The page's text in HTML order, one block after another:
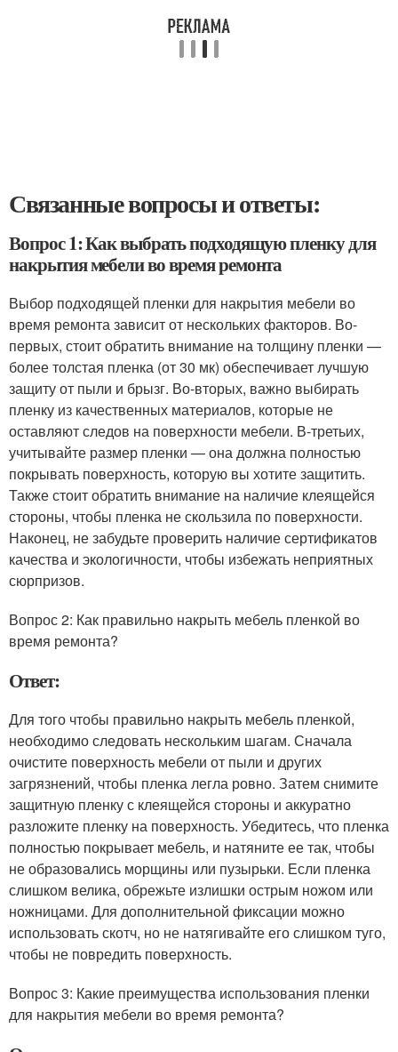
Связанные вопросы и ответы:
Вопрос 1: Как выбрать подходящую пленку для
накрытия мебели во время ремонта
Выбор подходящей пленки для накрытия мебели во
время ремонта зависит от нескольких факторов. Во-
первых, стоит обратить внимание на толщину пленки —
более толстая пленка (от 30 мк) обеспечивает лучшую
защиту от пыли и брызг. Во-вторых, важно выбирать
пленку из качественных материалов, которые не
оставляют следов на поверхности мебели. В-третьих,
учитывайте размер пленки — она должна полностью
покрывать поверхность, которую вы хотите защитить.
Также стоит обратить внимание на наличие клеящейся
стороны, чтобы пленка не скользила по поверхности.
Наконец, не забудьте проверить наличие сертификатов
качества и экологичности, чтобы избежать неприятных
сюрпризов.
Вопрос 2: Как правильно накрыть мебель пленкой во
время ремонта?
Ответ:
Для того чтобы правильно накрыть мебель пленкой,
необходимо следовать нескольким шагам. Сначала
очистите поверхность мебели от пыли и других
загрязнений, чтобы пленка легла ровно. Затем снимите
защитную пленку с клеящейся стороны и аккуратно
разложите пленку на поверхность. Убедитесь, что пленка
полностью покрывает мебель, и натяните ее так, чтобы
не образовались морщины или пузырьки. Если пленка
слишком велика, обрежьте излишки острым ножом или
ножницами. Для дополнительной фиксации можно
использовать скотч, но не натягивайте его слишком туго,
чтобы не повредить поверхность.
Вопрос 3: Какие преимущества использования пленки
для накрытия мебели во время ремонта?